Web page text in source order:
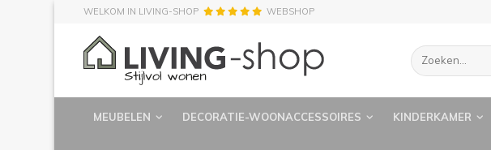
WELKOM IN LIVING-SHOP WEBSHOP
MEUBELEN DECORATIE-WOONACCESSOIRES KINDERKAMER